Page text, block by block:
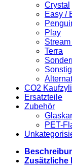
Crystal
Easy /
Play
Stream
Terra
CO2
Ersatzteile
Zubehör
PET-
Zusätzliche